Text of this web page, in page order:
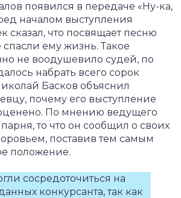
появился в передаче «Ну-ка,
началом выступления
сказал, что посвящает песню
ему жизнь. Такое
не воодушевило судей, по
набрать всего сорок
Басков объяснил
почему его выступление
По мнению ведущего
то что он сообщил о своих
поставив тем самым
положение.
сосредоточиться на
конкурсанта, так как